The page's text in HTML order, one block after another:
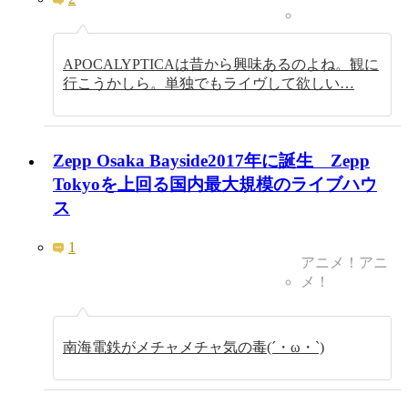
APOCALYPTICAは昔から興味あるのよね。観に
行こうかしら。単独でもライヴして欲しい…
Zepp Osaka Bayside2017年に誕生 Zepp
Tokyoを上回る国内最大規模のライブハウ
ス
1
アニメ！アニ
メ！
南海電鉄がメチャメチャ気の毒(´・ω・`)